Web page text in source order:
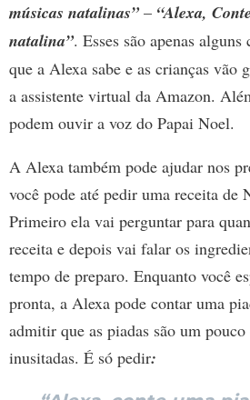
músicas natalinas”– “Alexa,
natalina”. Esses são apenas
que a Alexa sabe e as crianças vão
a assistente virtual da Amazon.
podem ouvir a voz do Papai Noel.
A Alexa também pode ajudar nos
você pode até pedir uma receita de
Primeiro ela vai perguntar para
receita e depois vai falar os
tempo de preparo. Enquanto você
pronta, a Alexa pode contar uma
admitir que as piadas são um pouco
inusitadas. É só pedir: